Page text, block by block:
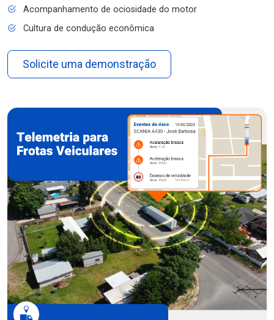
Acompanhamento de ociosidade do motor
Cultura de condução econômica
Solicite uma demonstração